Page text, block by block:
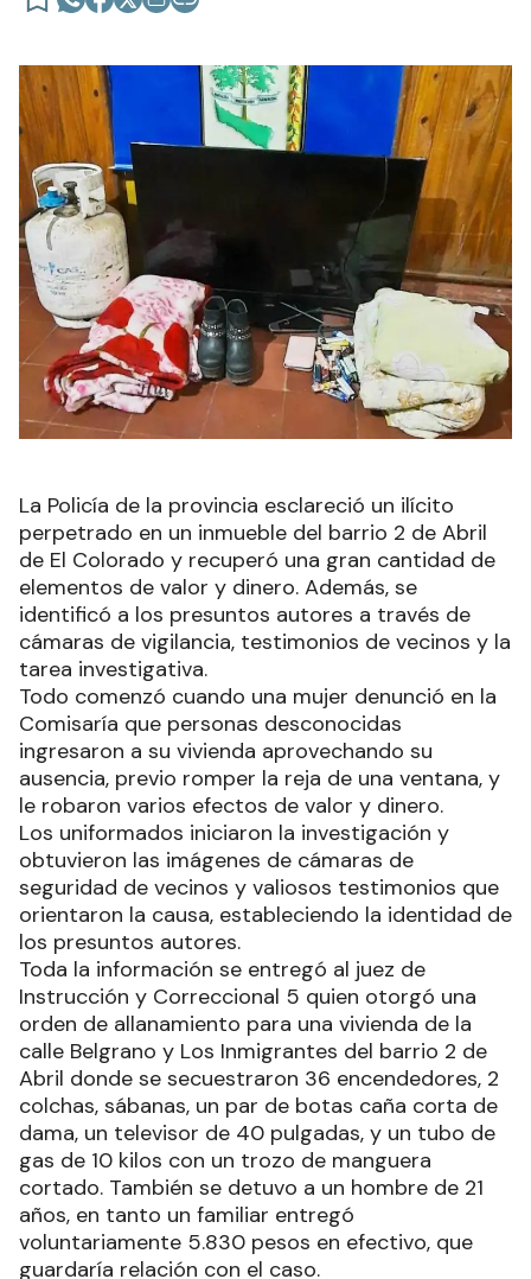
La Policía de la provincia esclareció un ilícito
perpetrado en un inmueble del barrio 2 de Abril
de El Colorado y recuperó una gran cantidad de
elementos de valor y dinero. Además, se
identificó a los presuntos autores a través de
cámaras de vigilancia, testimonios de vecinos y la
tarea investigativa.
Todo comenzó cuando una mujer denunció en la
Comisaría que personas desconocidas
ingresaron a su vivienda aprovechando su
ausencia, previo romper la reja de una ventana, y
le robaron varios efectos de valor y dinero.
Los uniformados iniciaron la investigación y
obtuvieron las imágenes de cámaras de
seguridad de vecinos y valiosos testimonios que
orientaron la causa, estableciendo la identidad de
los presuntos autores.
Toda la información se entregó al juez de
Instrucción y Correccional 5 quien otorgó una
orden de allanamiento para una vivienda de la
calle Belgrano y Los Inmigrantes del barrio 2 de
Abril donde se secuestraron 36 encendedores, 2
colchas, sábanas, un par de botas caña corta de
dama, un televisor de 40 pulgadas, y un tubo de
gas de 10 kilos con un trozo de manguera
cortado. También se detuvo a un hombre de 21
años, en tanto un familiar entregó
voluntariamente 5.830 pesos en efectivo, que
guardaría relación con el caso.